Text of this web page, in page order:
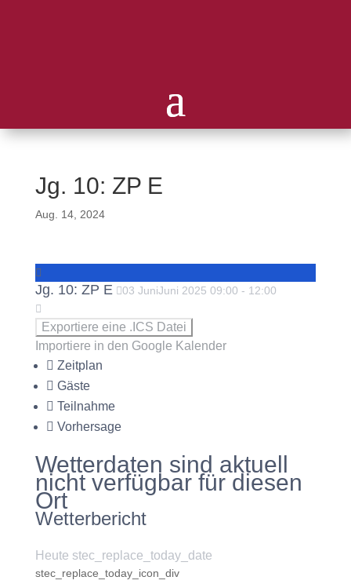
Jg. 10: ZP E
Aug. 14, 2024
Jg. 10: ZP E 03 JuniJuni 2025 09:00 - 12:00
Exportiere eine .ICS Datei
Importiere in den Google Kalender
Zeitplan
Gäste
Teilnahme
Vorhersage
Wetterdaten sind aktuell
nicht verfügbar für diesen
Ort
Wetterbericht
Heute stec_replace_today_date
stec_replace_today_icon_div